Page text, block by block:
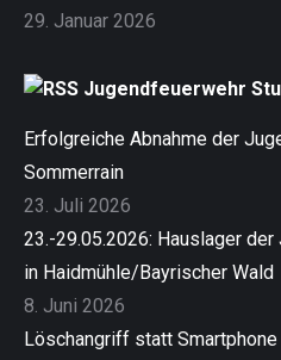
29. Januar 2026
Jugendfeuerwehr
Erfolgreiche Abnahme der
Sommerrain
23. Juli 2026
23.-29.05.2026: Hauslager
in Haidmühle/Bayrischer Wald
8. Juni 2026
Löschangriff statt